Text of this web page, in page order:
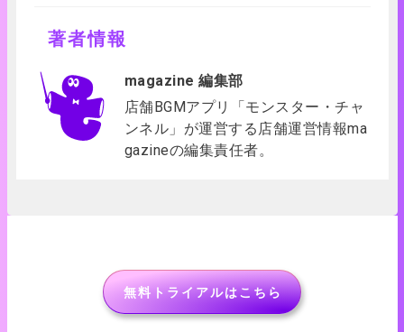
著者情報
magazine 編集部
店舗BGMアプリ「モンスター・チャ
ンネル」が運営する店舗運営情報ma
gazineの編集責任者。
無料トライアルはこちら